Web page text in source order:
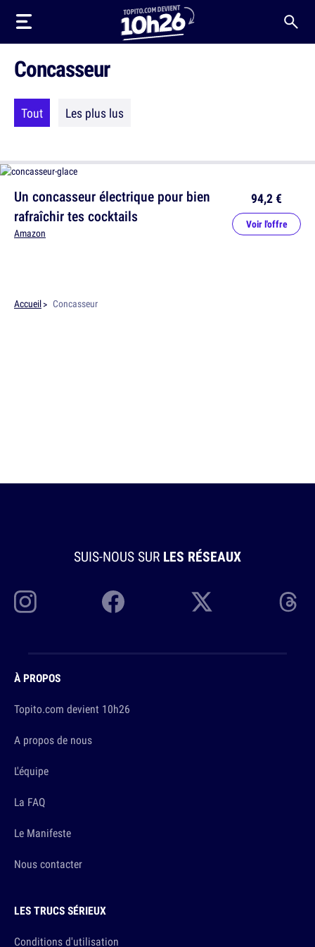
Concasseur
Tout Les plus lus
Un concasseur électrique pour bien
rafraîchir tes cocktails
Amazon
94,2 €
Voir l'offre
Accueil Concasseur
SUIS-NOUS SUR LES RÉSEAUX
À PROPOS
Topito.com devient 10h26
A propos de nous
L'équipe
La FAQ
Le Manifeste
Nous contacter
LES TRUCS SÉRIEUX
Conditions d'utilisation